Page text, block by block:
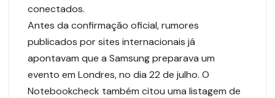
conectados.
Antes da confirmação oficial, rumores
publicados por sites internacionais já
apontavam que a Samsung preparava um
evento em Londres, no dia 22 de julho. O
Notebookcheck também citou uma listagem de